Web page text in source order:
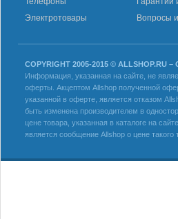
Электротовары
Вопросы
COPYRIGHT 2005-2015 ©
Информация, указанная на сайте, не
оферты. Акцептом Allshop полученной
указанной в оферте, является отказом
быть изменена производителем в
цене товара, указанная в каталоге на
является сообщение Allshop о цене такого